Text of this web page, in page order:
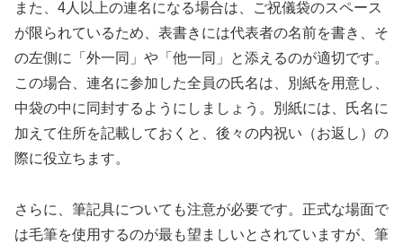
また、4人以上の連名になる場合は、ご祝儀袋のスペース
が限られているため、表書きには代表者の名前を書き、そ
の左側に「外一同」や「他一同」と添えるのが適切です。
この場合、連名に参加した全員の氏名は、別紙を用意し、
中袋の中に同封するようにしましょう。別紙には、氏名に
加えて住所を記載しておくと、後々の内祝い（お返し）の
際に役立ちます。
さらに、筆記具についても注意が必要です。正式な場面で
は毛筆を使用するのが最も望ましいとされていますが、筆